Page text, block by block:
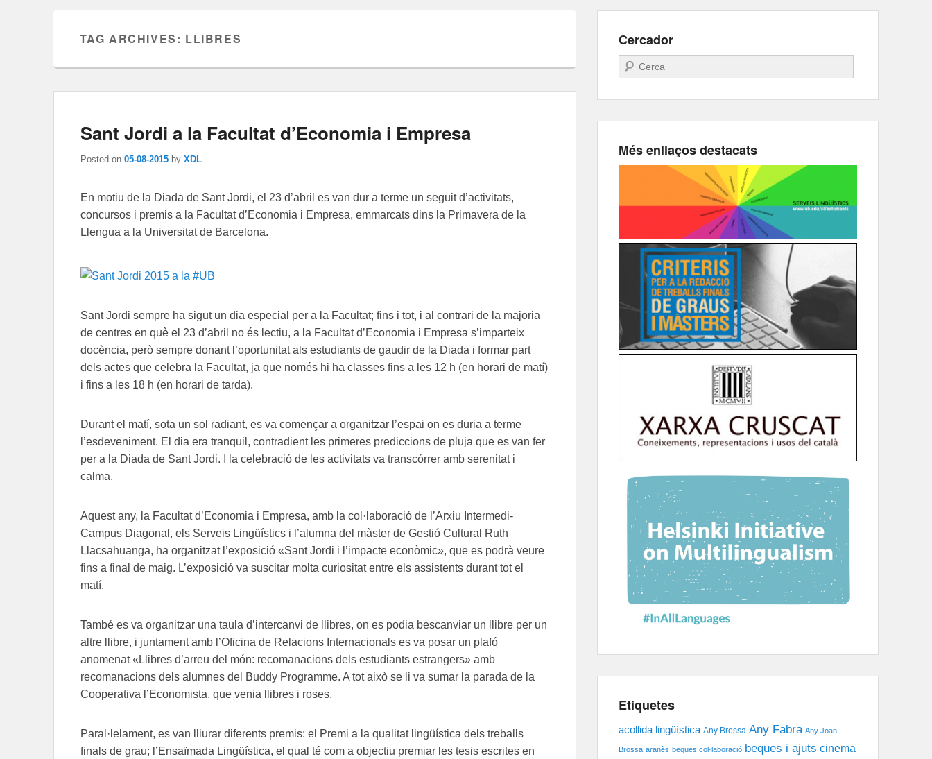
TAG ARCHIVES: LLIBRES
Sant Jordi a la Facultat d’Economia i Empresa
Posted on 05-08-2015 by XDL
En motiu de la Diada de Sant Jordi, el 23 d’abril es van dur a terme un seguit d’activitats,
concursos i premis a la Facultat d’Economia i Empresa, emmarcats dins la Primavera de la
Llengua a la Universitat de Barcelona.
Sant Jordi sempre ha sigut un dia especial per a la Facultat; fins i tot, i al contrari de la majoria
de centres en què el 23 d’abril no és lectiu, a la Facultat d’Economia i Empresa s’imparteix
docència, però sempre donant l’oportunitat als estudiants de gaudir de la Diada i formar part
dels actes que celebra la Facultat, ja que només hi ha classes fins a les 12 h (en horari de matí)
i fins a les 18 h (en horari de tarda).
Durant el matí, sota un sol radiant, es va començar a organitzar l’espai on es duria a terme
l’esdeveniment. El dia era tranquil, contradient les primeres prediccions de pluja que es van fer
per a la Diada de Sant Jordi. I la celebració de les activitats va transcórrer amb serenitat i
calma.
Aquest any, la Facultat d’Economia i Empresa, amb la col·laboració de l’Arxiu Intermedi-
Campus Diagonal, els Serveis Lingüístics i l’alumna del màster de Gestió Cultural Ruth
Llacsahuanga, ha organitzat l’exposició «Sant Jordi i l’impacte econòmic», que es podrà veure
fins a final de maig. L’exposició va suscitar molta curiositat entre els assistents durant tot el
matí.
També es va organitzar una taula d’intercanvi de llibres, on es podia bescanviar un llibre per un
altre llibre, i juntament amb l’Oficina de Relacions Internacionals es va posar un plafó
anomenat «Llibres d’arreu del món: recomanacions dels estudiants estrangers» amb
recomanacions dels alumnes del Buddy Programme. A tot això se li va sumar la parada de la
Cooperativa l’Economista, que venia llibres i roses.
Paral·lelament, es van lliurar diferents premis: el Premi a la qualitat lingüística dels treballs
finals de grau; l’Ensaïmada Lingüística, el qual té com a objectiu premiar les tesis escrites en
Cercador
Search
Més enllaços destacats
Etiquetes
acollida lingüística Any Brossa Any Fabra Any Joan
Brossa aranès beques col·laboració beques i ajuts cinema